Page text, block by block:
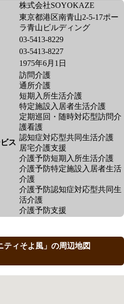
株式会社SOYOKAZE
東京都港区南青山2-5-17ポー
ラ青山ビルディング
03-5413-8229
03-5413-8227
1975年6月1日
ス
訪問介護
通所介護
短期入所生活介護
特定施設入居者生活介護
定期巡回・随時対応型訪問介
護看護
認知症対応型共同生活介護
居宅介護支援
介護予防短期入所生活介護
介護予防特定施設入居者生活
介護
介護予防認知症対応型共同生
活介護
介護予防支援
ティそよ風」の周辺地図